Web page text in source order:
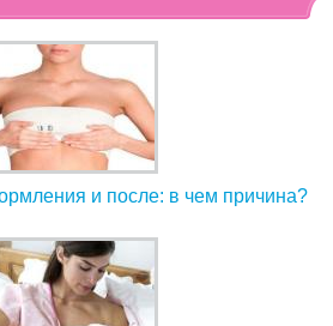
и после: в чем причина?